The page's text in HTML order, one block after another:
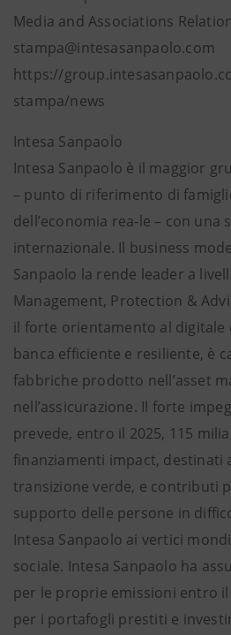
Media and Associations
stampa@intesasanpaolo.com
https://
stampa/news
Intesa Sanpaolo
Intesa Sanpaolo è il maggior
– punto di riferimento di
dell’economia rea-le – con una
internazionale. Il business
Sanpaolo la rende leader a
Management, Protection &
il forte orientamento al digitale
banca efficiente e resiliente, è
fabbriche prodotto nell’asset
nell’assicurazione. Il forte
prevede, entro il 2025, 115
finanziamenti impact, destinati
transizione verde, e contributi
supporto delle persone in
Intesa Sanpaolo ai vertici
sociale. Intesa Sanpaolo ha
per le proprie emissioni entro
per i portafogli prestiti e